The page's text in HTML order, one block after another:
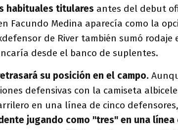
habituales titulares antes del debut
Facundo Medina aparecía como la
de River también sumó rodaje
desde el banco de suplentes.
su posición en el campo.
defensivas con la camiseta
en una línea de cinco defensores,
jugando como "tres" en una línea